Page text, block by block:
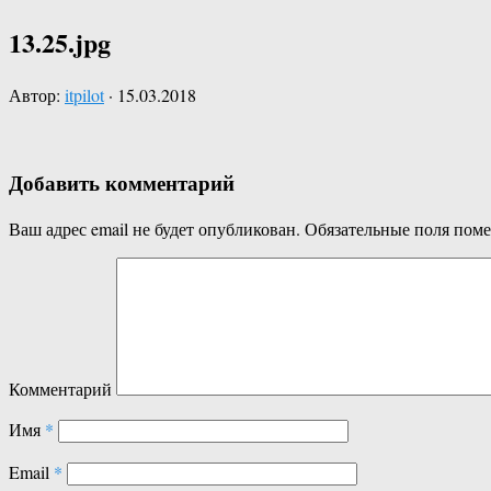
13.25.jpg
Автор: itpilot · 15.03.2018
Добавить комментарий
Ваш адрес email не будет опубликован. Обязательные поля
Комментарий
Имя *
Email *